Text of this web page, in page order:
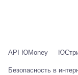
API ЮMoney
Безопасность в